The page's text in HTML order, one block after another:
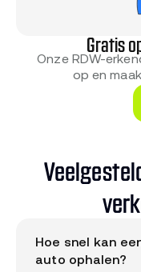
Gratis
Onze RDW-
op en
Hoe snel kan
auto ophalen?